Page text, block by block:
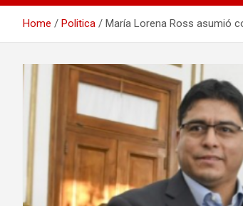
Home Politica María Lorena Ross asumió